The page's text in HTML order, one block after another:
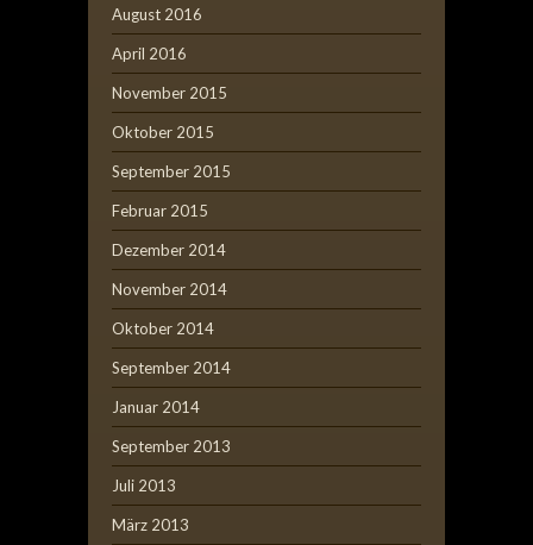
August 2016
April 2016
November 2015
Oktober 2015
September 2015
Februar 2015
Dezember 2014
November 2014
Oktober 2014
September 2014
Januar 2014
September 2013
Juli 2013
März 2013